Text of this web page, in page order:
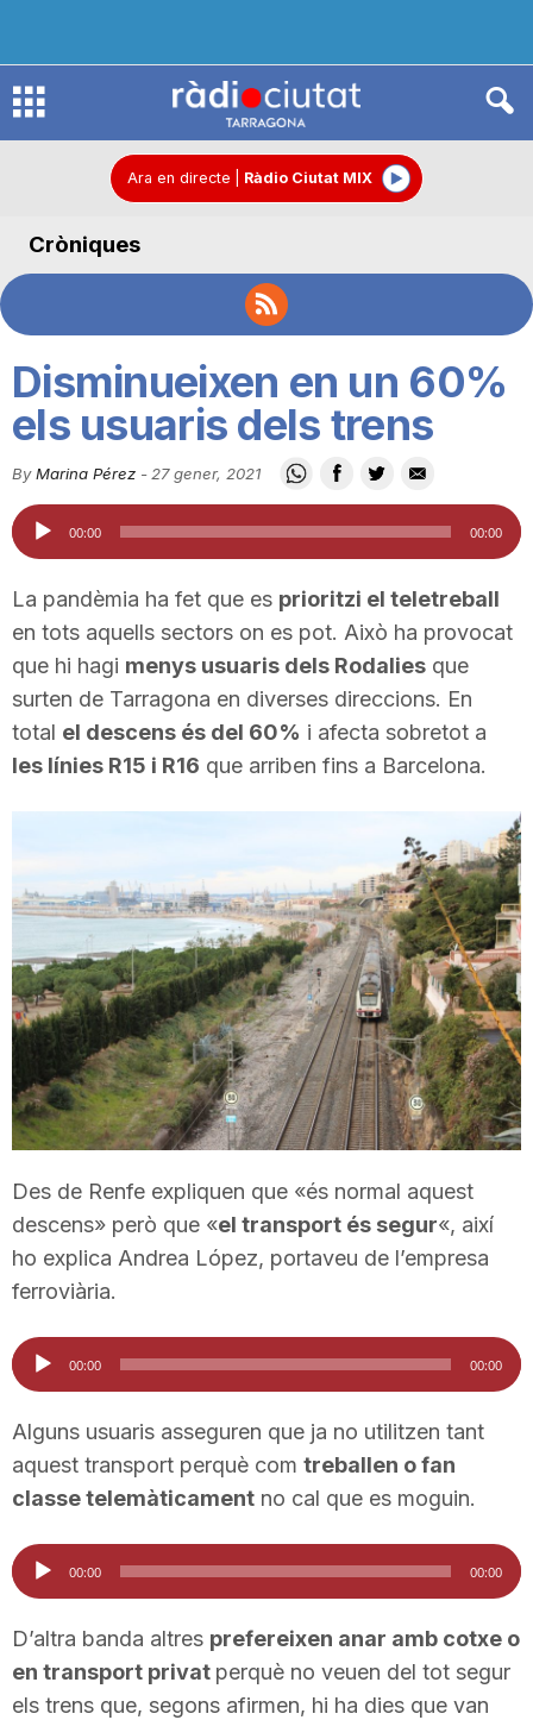
R
d
o
C
i
u
t
e
T
a
g
o
a
Ara en directe Ràdio Ciutat MIX
Cròniques
Disminueixen en un 60%
els usuaris dels trens
By Marina Pérez - 27 gener, 2021
Reproductor
d'àudio
00:00 00:00
La pandèmia ha fet que es prioritzi el teletreball
en tots aquells sectors on es pot. Això ha provocat
que hi hagi menys usuaris dels Rodalies que
surten de Tarragona en diverses direccions. En
total el descens és del 60% i afecta sobretot a
les línies R15 i R16 que arriben fins a Barcelona.
Des de Renfe expliquen que «és normal aquest
descens» però que «el transport és segur«, així
ho explica Andrea López, portaveu de l’empresa
ferroviària.
Reproductor
d'àudio
00:00 00:00
Alguns usuaris asseguren que ja no utilitzen tant
aquest transport perquè com treballen o fan
classe telemàticament no cal que es moguin.
Reproductor
d'àudio
00:00 00:00
D’altra banda altres prefereixen anar amb cotxe o
en transport privat perquè no veuen del tot segur
els trens que, segons afirmen, hi ha dies que van